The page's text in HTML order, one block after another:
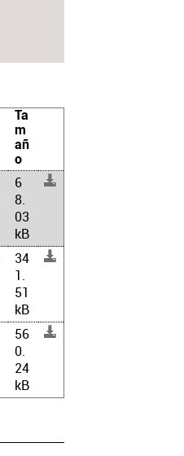
Ta
m
añ
o
6
8.
03
kB
34
1.
51
kB
56
0.
24
kB